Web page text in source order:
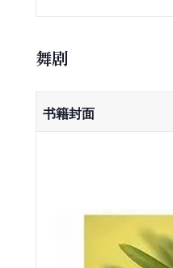
舞剧
书籍封面